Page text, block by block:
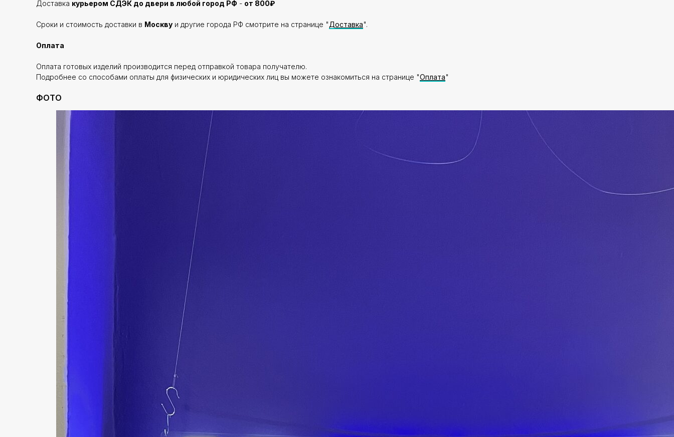
Доставка курьером СДЭК до двери в любой город РФ - от 800₽
Сроки и стоимость доставки в Москву и другие города РФ смотрите на странице "Доставка".
Оплата
Оплата готовых изделий производится перед отправкой товара получателю.
Подробнее со способами оплаты для физических и юридических лиц вы можете ознакомиться на странице "Оплата"
ФОТО